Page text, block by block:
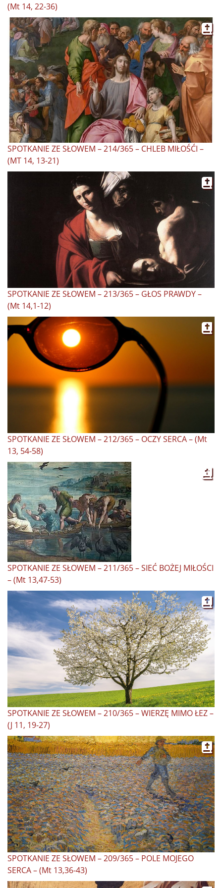
(Mt 14, 22-36)
SPOTKANIE ZE SŁOWEM – 214/365 – CHLEB MIŁOŚĆI –
(MT 14, 13-21)
SPOTKANIE ZE SŁOWEM – 213/365 – GŁOS PRAWDY –
(Mt 14,1-12)
SPOTKANIE ZE SŁOWEM – 212/365 – OCZY SERCA – (Mt
13, 54-58)
SPOTKANIE ZE SŁOWEM – 211/365 – SIEĆ BOŻEJ MIŁOŚCI
– (Mt 13,47-53)
SPOTKANIE ZE SŁOWEM – 210/365 – WIERZĘ MIMO ŁEZ –
(J 11, 19-27)
SPOTKANIE ZE SŁOWEM – 209/365 – POLE MOJEGO
SERCA – (Mt 13,36-43)